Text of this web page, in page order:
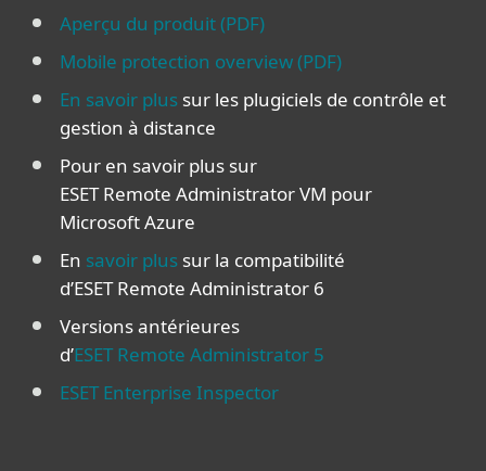
Aperçu du produit (PDF)
Mobile protection overview (PDF)
En savoir plus sur les plugiciels de contrôle et
gestion à distance
Pour en savoir plus sur
ESET Remote Administrator VM pour
Microsoft Azure
En savoir plus sur la compatibilité
d’ESET Remote Administrator 6
Versions antérieures
d’ESET Remote Administrator 5
ESET Enterprise Inspector